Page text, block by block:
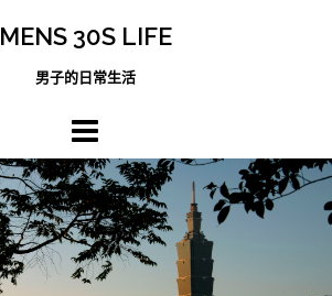
MENS 30S LIFE
男子的日常生活